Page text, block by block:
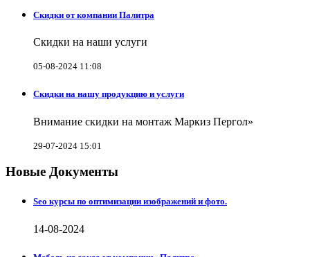
Скидки от компании Палитра
Скидки на наши услуги
05-08-2024 11:08
Скидки на нашу продукцию и услуги
Внимание скидки на монтаж Маркиз Пергол»
29-07-2024 15:01
Новые Документы
Seo курсы по оптимизации изображений и фото.
14-08-2024